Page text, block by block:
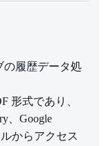
の履歴データ処
形式であり、
、Google
からアクセス